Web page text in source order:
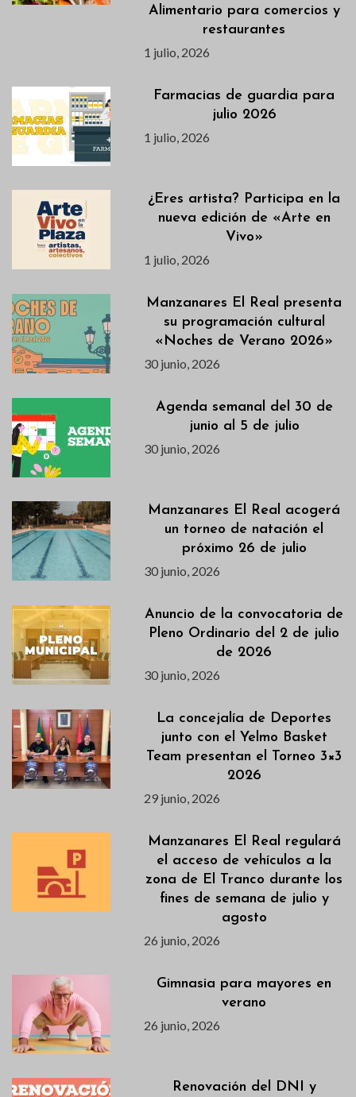
Alimentario para comercios y
restaurantes
1 julio, 2026
Farmacias de guardia para
julio 2026
1 julio, 2026
¿Eres artista? Participa en la
nueva edición de «Arte en
Vivo»
1 julio, 2026
Manzanares El Real presenta
su programación cultural
«Noches de Verano 2026»
30 junio, 2026
Agenda semanal del 30 de
junio al 5 de julio
30 junio, 2026
Manzanares El Real acogerá
un torneo de natación el
próximo 26 de julio
30 junio, 2026
Anuncio de la convocatoria de
Pleno Ordinario del 2 de julio
de 2026
30 junio, 2026
La concejalía de Deportes
junto con el Yelmo Basket
Team presentan el Torneo 3×3
2026
29 junio, 2026
Manzanares El Real regulará
el acceso de vehículos a la
zona de El Tranco durante los
fines de semana de julio y
agosto
26 junio, 2026
Gimnasia para mayores en
verano
26 junio, 2026
Renovación del DNI y